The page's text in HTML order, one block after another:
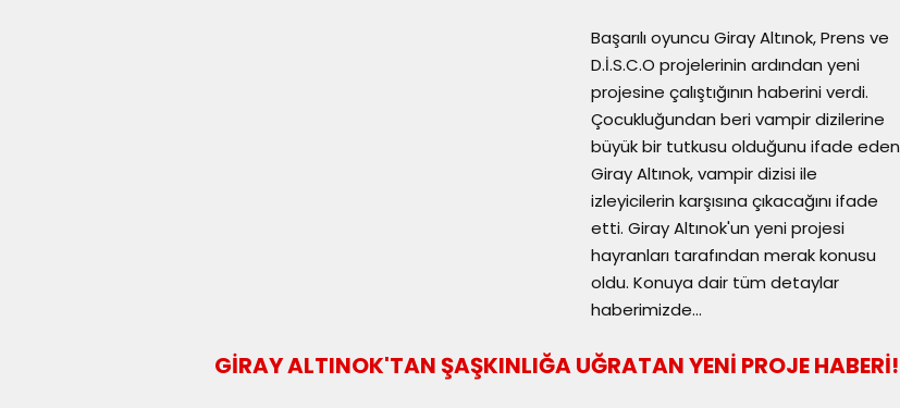
Başarılı oyuncu Giray Altınok, Prens ve
D.İ.S.C.O projelerinin ardından yeni
projesine çalıştığının haberini verdi.
Çocukluğundan beri vampir dizilerine
büyük bir tutkusu olduğunu ifade eden
Giray Altınok, vampir dizisi ile
izleyicilerin karşısına çıkacağını ifade
etti. Giray Altınok'un yeni projesi
hayranları tarafından merak konusu
oldu. Konuya dair tüm detaylar
haberimizde...
GİRAY ALTINOK'TAN ŞAŞKINLIĞA UĞRATAN YENİ PROJE HABERİ!